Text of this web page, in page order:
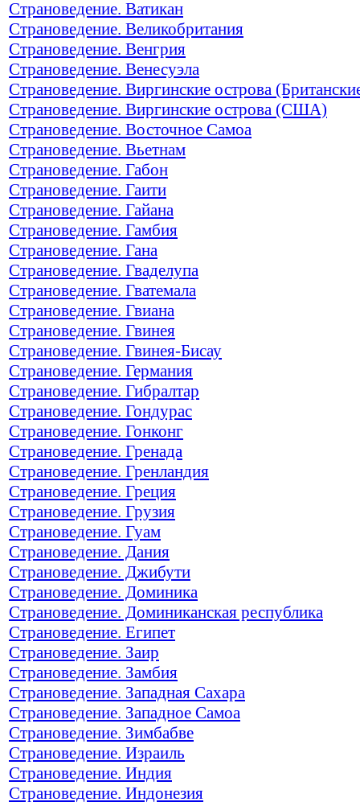
Страноведение. Ватикан
Страноведение. Великобритания
Страноведение. Венгрия
Страноведение. Венесуэла
Страноведение. Виргинские острова
Страноведение. Виргинские острова (США)
Страноведение. Восточное Самоа
Страноведение. Вьетнам
Страноведение. Габон
Страноведение. Гаити
Страноведение. Гайана
Страноведение. Гамбия
Страноведение. Гана
Страноведение. Гваделупа
Страноведение. Гватемала
Страноведение. Гвиана
Страноведение. Гвинея
Страноведение. Гвинея-Бисау
Страноведение. Германия
Страноведение. Гибралтар
Страноведение. Гондурас
Страноведение. Гонконг
Страноведение. Гренада
Страноведение. Гренландия
Страноведение. Греция
Страноведение. Грузия
Страноведение. Гуам
Страноведение. Дания
Страноведение. Джибути
Страноведение. Доминика
Страноведение. Доминиканская республика
Страноведение. Египет
Страноведение. Заир
Страноведение. Замбия
Страноведение. Западная Сахара
Страноведение. Западное Самоа
Страноведение. Зимбабве
Страноведение. Израиль
Страноведение. Индия
Страноведение. Индонезия